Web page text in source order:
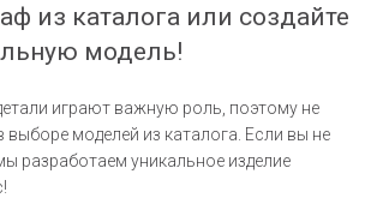
из каталога или создайте
модель!
играют важную роль, поэтому не
выборе моделей из каталога. Если вы не
разработаем уникальное изделие